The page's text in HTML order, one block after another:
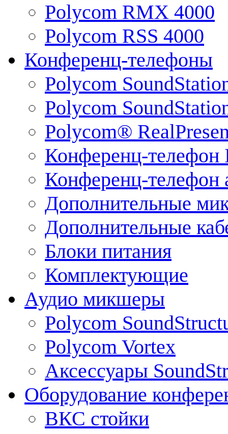
Polycom RMX 4000
Polycom RSS 4000
Конференц-телефоны
Polycom
Polycom
Polycom®
Конференц-телефон
Конференц-телефон
Дополнительные
Дополнительные
Блоки питания
Комплектующие
Аудио микшеры
Polycom
Polycom Vortex
Аксессуары
Оборудование
ВКС стойки